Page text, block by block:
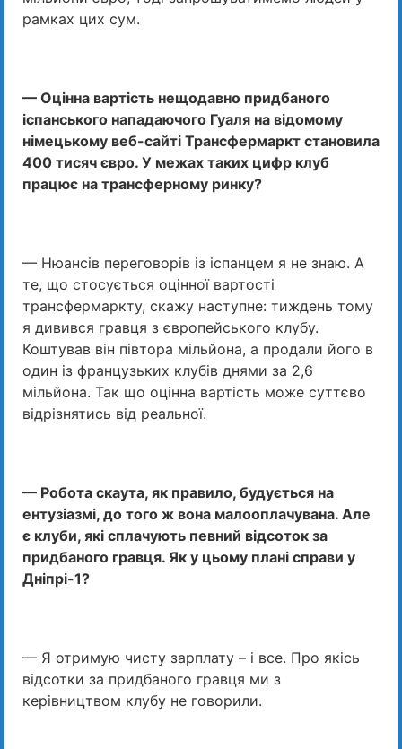
рамках цих сум.
— Оцінна вартість нещодавно придбаного
іспанського нападаючого Гуаля на відомому
німецькому веб-сайті Трансфермаркт становила
400 тисяч євро. У межах таких цифр клуб
працює на трансферному ринку?
— Нюансів переговорів із іспанцем я не знаю. А
те, що стосується оцінної вартості
трансфермаркту, скажу наступне: тиждень тому
я дивився гравця з європейського клубу.
Коштував він півтора мільйона, а продали його в
один із французьких клубів днями за 2,6
мільйона. Так що оцінна вартість може суттєво
відрізнятись від реальної.
— Робота скаута, як правило, будується на
ентузіазмі, до того ж вона малооплачувана. Але
є клуби, які сплачують певний відсоток за
придбаного гравця. Як у цьому плані справи у
Дніпрі-1?
— Я отримую чисту зарплату – і все. Про якісь
відсотки за придбаного гравця ми з
керівництвом клубу не говорили.